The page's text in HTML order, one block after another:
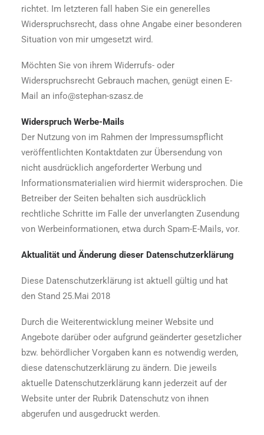
richtet. Im letzteren fall haben Sie ein generelles
Widerspruchsrecht, dass ohne Angabe einer besonderen
Situation von mir umgesetzt wird.
Möchten Sie von ihrem Widerrufs- oder
Widerspruchsrecht Gebrauch machen, genügt einen E-
Mail an info@stephan-szasz.de
Widerspruch Werbe-Mails
Der Nutzung von im Rahmen der Impressumspflicht
veröffentlichten Kontaktdaten zur Übersendung von
nicht ausdrücklich angeforderter Werbung und
Informationsmaterialien wird hiermit widersprochen. Die
Betreiber der Seiten behalten sich ausdrücklich
rechtliche Schritte im Falle der unverlangten Zusendung
von Werbeinformationen, etwa durch Spam-E-Mails, vor.
Aktualität und Änderung dieser Datenschutzerklärung
Diese Datenschutzerklärung ist aktuell gültig und hat
den Stand 25.Mai 2018
Durch die Weiterentwicklung meiner Website und
Angebote darüber oder aufgrund geänderter gesetzlicher
bzw. behördlicher Vorgaben kann es notwendig werden,
diese datenschutzerklärung zu ändern. Die jeweils
aktuelle Datenschutzerklärung kann jederzeit auf der
Website unter der Rubrik Datenschutz von ihnen
abgerufen und ausgedruckt werden.